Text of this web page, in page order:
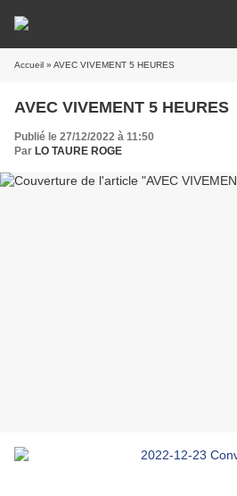
Accueil » AVEC VIVEMENT 5 HEURES
AVEC VIVEMENT 5 HEURES
Publié le 27/12/2022 à 11:50
Par LO TAURE ROGE